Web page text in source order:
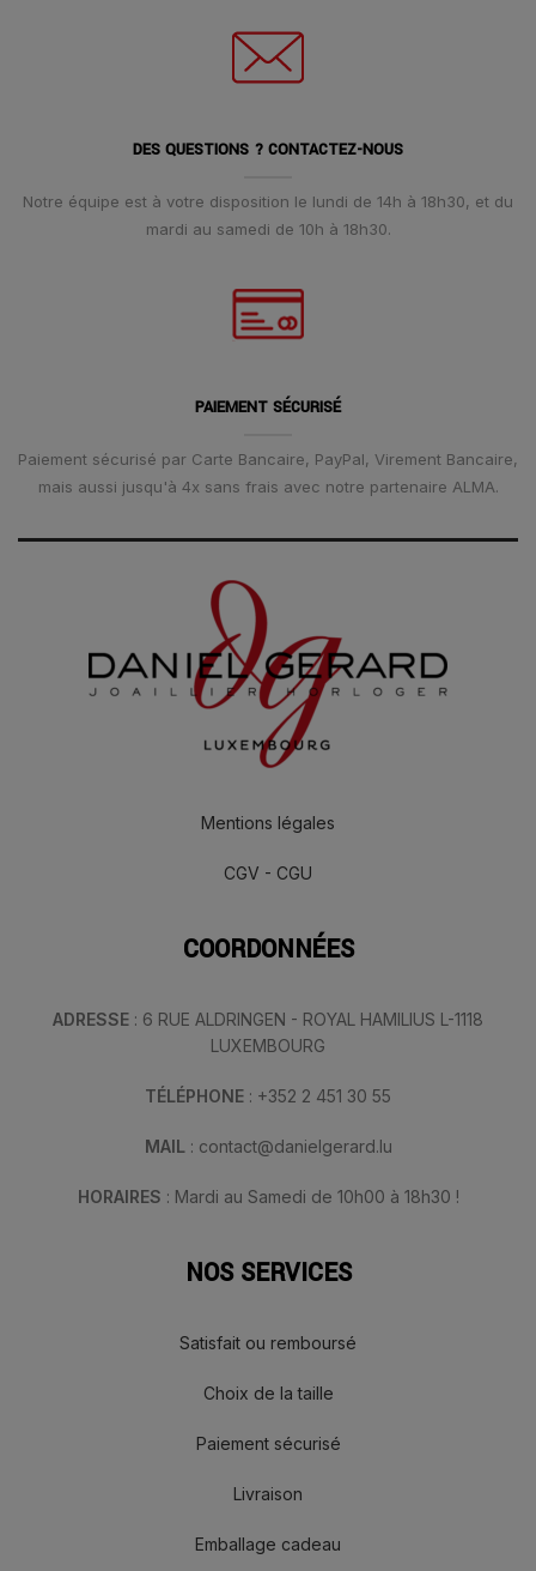
DES QUESTIONS ? CONTACTEZ-NOUS
Notre équipe est à votre disposition le lundi de 14h à 18h30, et du
mardi au samedi de 10h à 18h30.
PAIEMENT SÉCURISÉ
Paiement sécurisé par Carte Bancaire, PayPal, Virement Bancaire,
mais aussi jusqu'à 4x sans frais avec notre partenaire ALMA.
Mentions légales
CGV - CGU
COORDONNÉES
ADRESSE : 6 RUE ALDRINGEN - ROYAL HAMILIUS L-1118
LUXEMBOURG
TÉLÉPHONE : +352 2 451 30 55
MAIL : contact@danielgerard.lu
HORAIRES : Mardi au Samedi de 10h00 à 18h30 !
NOS SERVICES
Satisfait ou remboursé
Choix de la taille
Paiement sécurisé
Livraison
Emballage cadeau